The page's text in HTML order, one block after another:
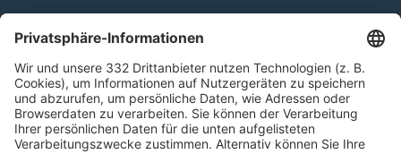
Kontakt
HÄUFIG BESUCHTE SEITEN
Pässe und Vereinswechsel
Trainerausbildung